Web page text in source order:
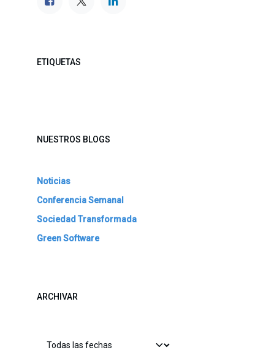
ETIQUETAS
NUESTROS BLOGS
Noticias
Conferencia Semanal
Sociedad Transformada
Green Software
ARCHIVAR